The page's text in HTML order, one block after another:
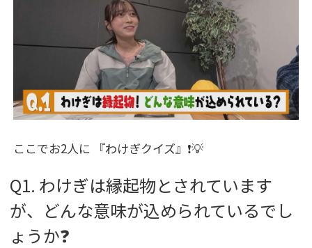
ここでお2人に 『わけぎクイズ』❗💡
Q1. わけぎは縁起物とされています
が、どんな意味が込められているでし
ょうか❓